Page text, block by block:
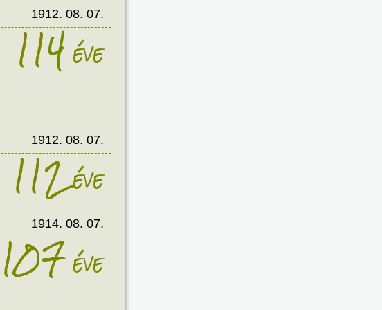
1912. 08. 07.
114éve
1912. 08. 07.
112éve
1914. 08. 07.
107éve